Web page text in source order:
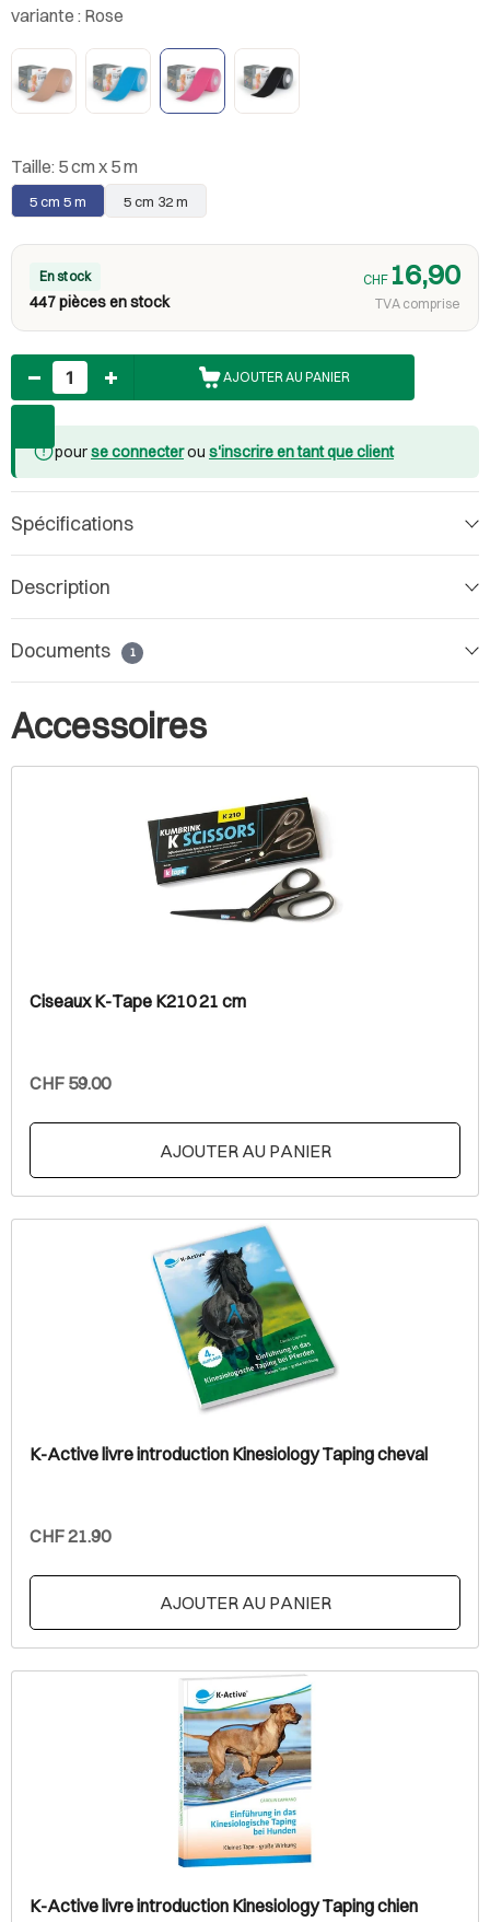
variante : Rose
Taille: 5 cm x 5 m
5 cm 5 m 5 cm 32 m
En stock
447 pièces en stock
CHF 16,90
TVA comprise
Nombre
AJOUTER AU PANIER
pourse connecterou s'inscrire en tant que client
Spécifications
Description
Documents 1
Accessoires
Ciseaux K-Tape K210 21 cm
CHF 59.00
AJOUTER AU PANIER
K-Active livre introduction Kinesiology Taping cheval
CHF 21.90
AJOUTER AU PANIER
K-Active livre introduction Kinesiology Taping chien